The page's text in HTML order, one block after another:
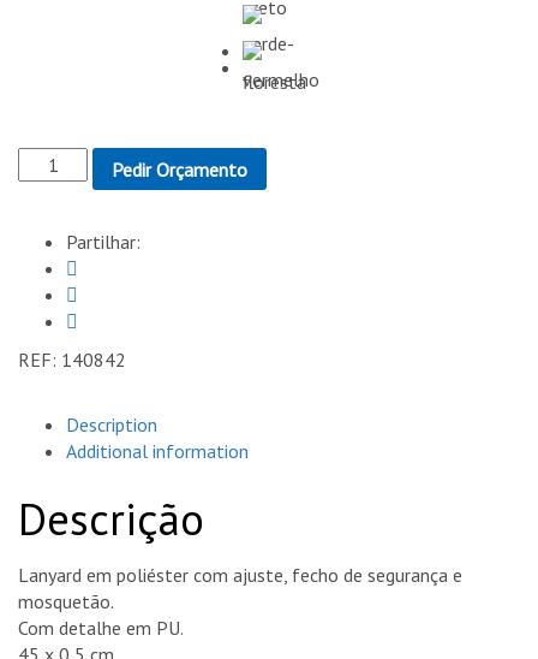
Lanyard
Select
quantity
Pedir Orçamento
Partilhar:
REF: 140842
Description
Additional information
Descrição
Lanyard em poliéster com ajuste, fecho de segurança e
mosquetão.
Com detalhe em PU.